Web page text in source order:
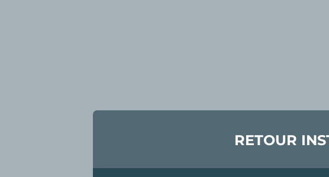
RETOUR